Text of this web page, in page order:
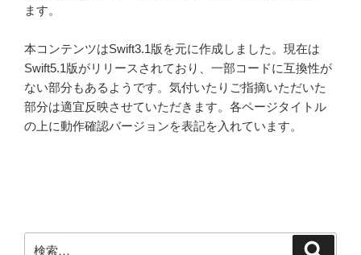
ます。
本コンテンツはSwift3.1版を元に作成しました。現在は
Swift5.1版がリリースされており、一部コードに互換性が
ない部分もあるようです。気付いたりご指摘いただいた
部分は適宜反映させていただきます。各ページタイトル
の上に動作確認バージョンを表記を入れています。